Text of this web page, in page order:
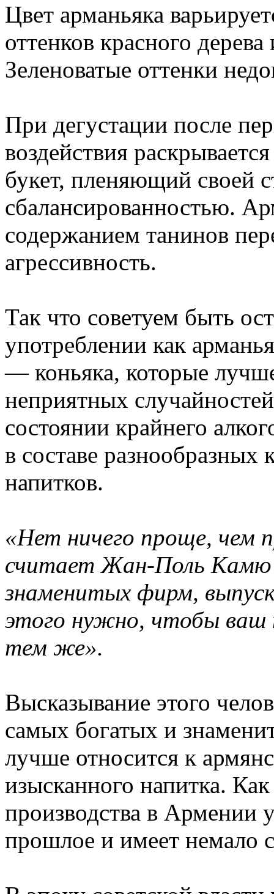
Цвет арманьяка
оттенков красного
Зеленоватые оттенки
При дегустации после
воздействия
букет, пленяющий своей
сбалансированностью.
содержанием танинов
агрессивность.
Так что советуем быть
употреблении как
— коньяка, которые
неприятных
состоянии крайнего
в составе
напитков.
«Нет ничего проще, чем
считает Жан-Поль Камю
знаменитых фирм,
этого нужно, чтобы ваш
тем же».
Высказывание этого
самых богатых и
лучше относится к
изысканного напитка.
производства в Армении
прошлое и имеет немало